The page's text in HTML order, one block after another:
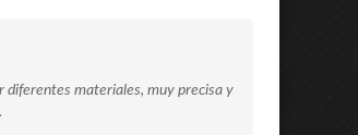
diferentes materiales, muy precisa y